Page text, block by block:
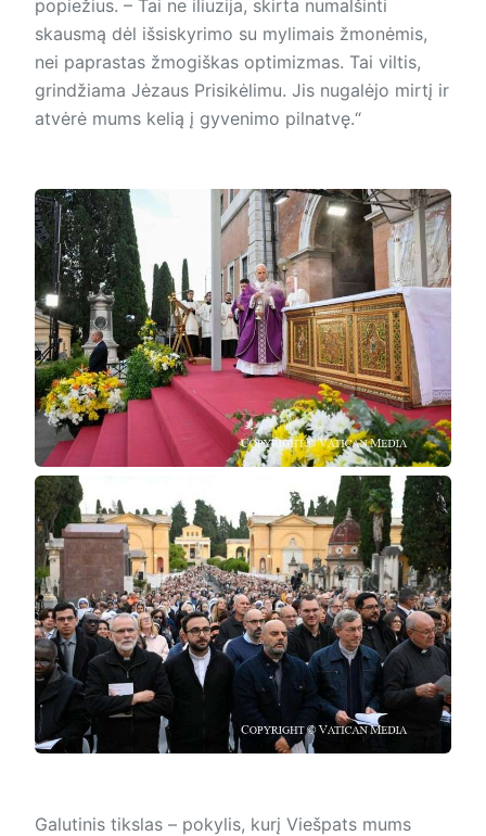
popiežius. – Tai ne iliuzija, skirta numalšinti
skausmą dėl išsiskyrimo su mylimais žmonėmis,
nei paprastas žmogiškas optimizmas. Tai viltis,
grindžiama Jėzaus Prisikėlimu. Jis nugalėjo mirtį ir
atvėrė mums kelią į gyvenimo pilnatvę.“
Galutinis tikslas – pokylis, kurį Viešpats mums